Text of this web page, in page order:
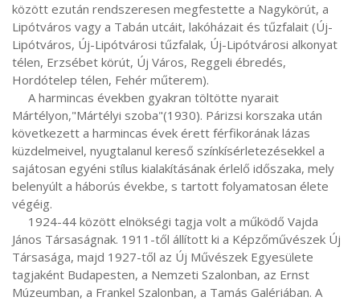
között ezután rendszeresen megfestette a Nagykörút, a
Lipótváros vagy a Tabán utcáit, lakóházait és tűzfalait (Új-
Lipótváros, Új-Lipótvárosi tűzfalak, Új-Lipótvárosi alkonyat
télen, Erzsébet körút, Új Város, Reggeli ébredés,
Hordótelep télen, Fehér műterem).
Mártélyon,"Mártélyi szoba"(1930). Párizsi korszaka után
következett a harmincas évek érett férfikorának lázas
küzdelmeivel, nyugtalanul kereső színkísérletezésekkel a
sajátosan egyéni stílus kialakításának érlelő időszaka, mely
belenyúlt a háborús évekbe, s tartott folyamatosan élete
végéig.
János Társaságnak. 1911-től állított ki a Képzőművészek Új
Társasága, majd 1927-től az Új Művészek Egyesülete
tagjaként Budapesten, a Nemzeti Szalonban, az Ernst
Múzeumban, a Frankel Szalonban, a Tamás Galériában. A